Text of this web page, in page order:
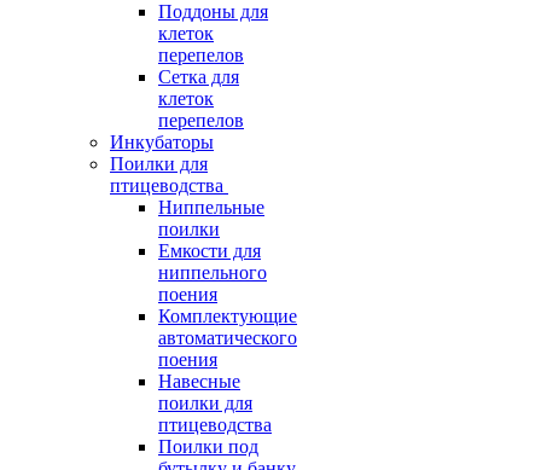
Поддоны для
клеток
перепелов
Сетка для
клеток
перепелов
Инкубаторы
Поилки для
птицеводства
Ниппельные
поилки
Емкости для
ниппельного
поения
Комплектующие
автоматического
поения
Навесные
поилки для
птицеводства
Поилки под